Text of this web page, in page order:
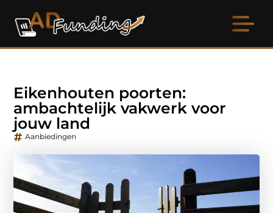
Eikenhouten poorten:
ambachtelijk vakwerk voor
jouw land
Aanbiedingen